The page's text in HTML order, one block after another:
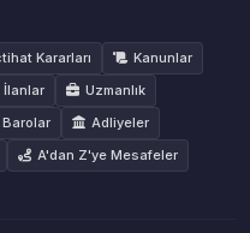
Kararları
Kanunlar
İlanlar
Uzmanlık
Barolar
Adliyeler
A'dan Z'ye Mesafeler